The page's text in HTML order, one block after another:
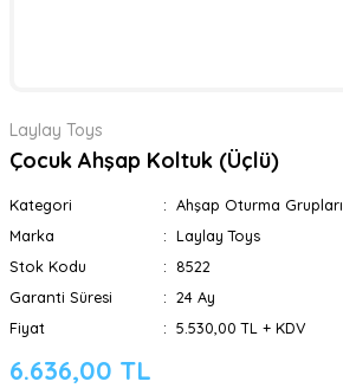
Laylay Toys
Çocuk Ahşap Koltuk (Üçlü)
Kategori
Ahşap Oturma Grupları
Marka
Laylay Toys
Stok Kodu
8522
Garanti Süresi
24 Ay
Fiyat
5.530,00 TL + KDV
6.636,00 TL